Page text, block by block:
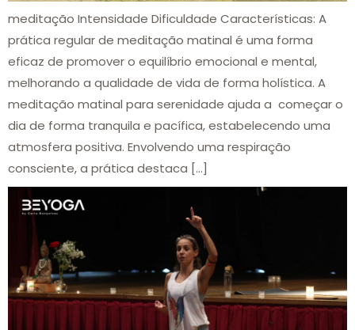
meditação Intensidade Dificuldade Características: A
prática regular de meditação matinal é uma forma
eficaz de promover o equilíbrio emocional e mental,
melhorando a qualidade de vida de forma holística. A
meditação matinal para serenidade ajuda a começar o
dia de forma tranquila e pacífica, estabelecendo uma
atmosfera positiva. Envolvendo uma respiração
consciente, a prática destaca […]